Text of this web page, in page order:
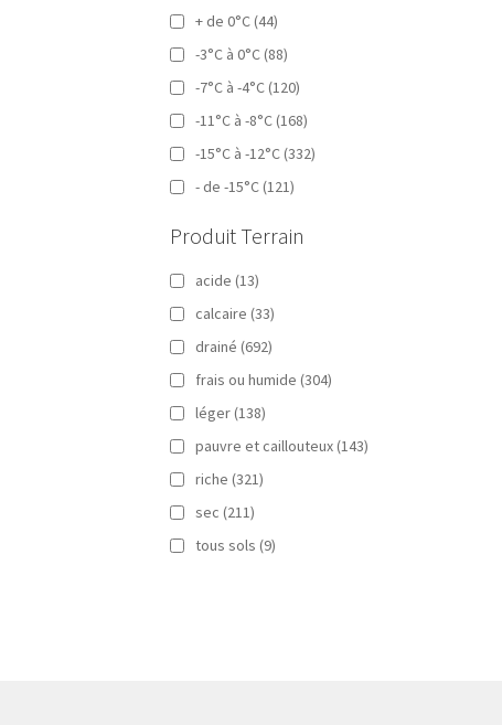
+ de 0°C (44)
-3°C à 0°C (88)
-7°C à -4°C (120)
-11°C à -8°C (168)
-15°C à -12°C (332)
- de -15°C (121)
Produit Terrain
acide (13)
calcaire (33)
drainé (692)
frais ou humide (304)
léger (138)
pauvre et caillouteux (143)
riche (321)
sec (211)
tous sols (9)